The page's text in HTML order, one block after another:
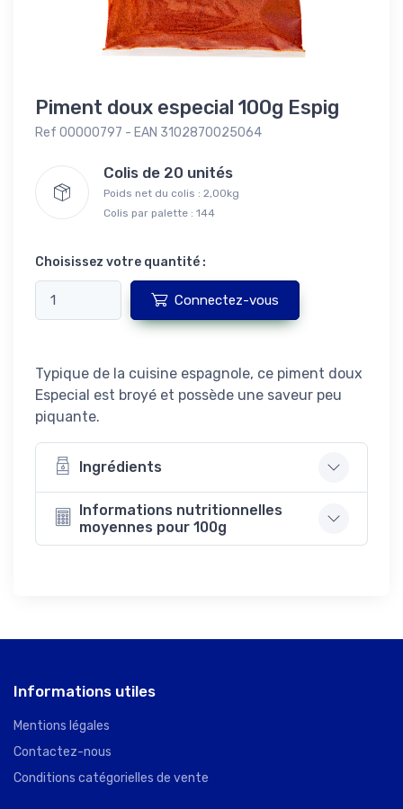
Piment doux especial 100g Espig
Ref 00000797 - EAN 3102870025064
Colis de 20 unités
Poids net du colis : 2,00kg
Colis par palette : 144
Choisissez votre quantité :
Connectez-vous
Typique de la cuisine espagnole, ce piment doux
Especial est broyé et possède une saveur peu
piquante.
Ingrédients
Informations nutritionnelles
moyennes pour 100g
Informations utiles
Mentions légales
Contactez-nous
Conditions catégorielles de vente